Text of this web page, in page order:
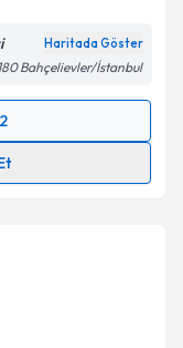
ilişkinAydınlatma
belirtilen
Haritada Göster
Bahçelievler/İstanbul
e-posta ile